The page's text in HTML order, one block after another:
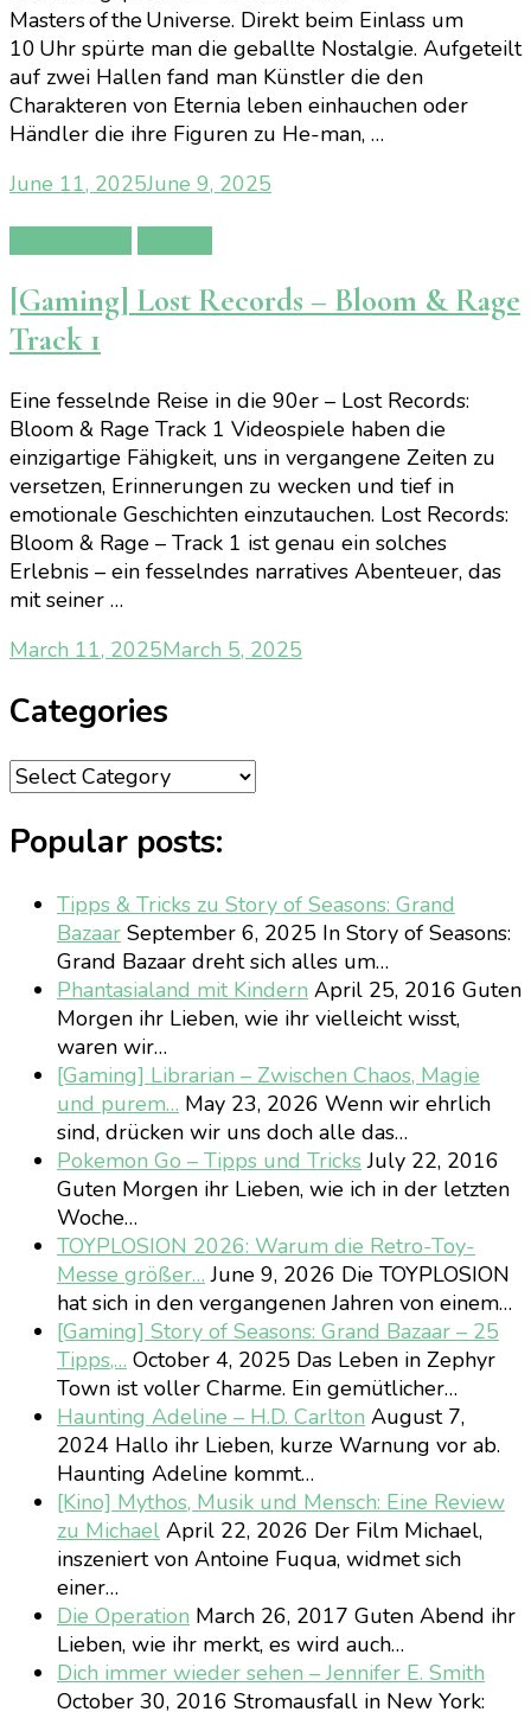
Masters of the Universe. Direkt beim Einlass um
10 Uhr spürte man die geballte Nostalgie. Aufgeteilt
auf zwei Hallen fand man Künstler die den
Charakteren von Eternia leben einhauchen oder
Händler die ihre Figuren zu He-man, …
June 11, 2025June 9, 2025
[Gaming] Lost Records – Bloom & Rage
Track 1
Eine fesselnde Reise in die 90er – Lost Records:
Bloom & Rage Track 1 Videospiele haben die
einzigartige Fähigkeit, uns in vergangene Zeiten zu
versetzen, Erinnerungen zu wecken und tief in
emotionale Geschichten einzutauchen. Lost Records:
Bloom & Rage – Track 1 ist genau ein solches
Erlebnis – ein fesselndes narratives Abenteuer, das
mit seiner …
March 11, 2025March 5, 2025
Categories
Categories
Popular posts:
Tipps & Tricks zu Story of Seasons: Grand
Bazaar September 6, 2025 In Story of Seasons:
Grand Bazaar dreht sich alles um…
Phantasialand mit Kindern April 25, 2016 Guten
Morgen ihr Lieben, wie ihr vielleicht wisst,
waren wir…
[Gaming] Librarian – Zwischen Chaos, Magie
und purem… May 23, 2026 Wenn wir ehrlich
sind, drücken wir uns doch alle das…
Pokemon Go – Tipps und TricksJuly 22, 2016
Guten Morgen ihr Lieben, wie ich in der letzten
Woche…
TOYPLOSION 2026: Warum die Retro-Toy-
Messe größer… June 9, 2026 Die TOYPLOSION
hat sich in den vergangenen Jahren von einem…
[Gaming] Story of Seasons: Grand Bazaar – 25
Tipps,… October 4, 2025 Das Leben in Zephyr
Town ist voller Charme. Ein gemütlicher…
Haunting Adeline – H.D. Carlton August 7,
2024 Hallo ihr Lieben, kurze Warnung vor ab.
Haunting Adeline kommt…
[Kino] Mythos, Musik und Mensch: Eine Review
zu Michael April 22, 2026 Der Film Michael,
inszeniert von Antoine Fuqua, widmet sich
einer…
Die Operation March 26, 2017 Guten Abend ihr
Lieben, wie ihr merkt, es wird auch…
Dich immer wieder sehen – Jennifer E. Smith
October 30, 2016 Stromausfall in New York: